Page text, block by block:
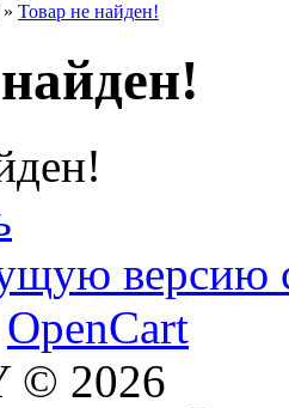
» Товар не найден!
версию
OpenCart
© 2026